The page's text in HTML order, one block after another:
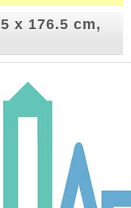
x 176.5 cm,